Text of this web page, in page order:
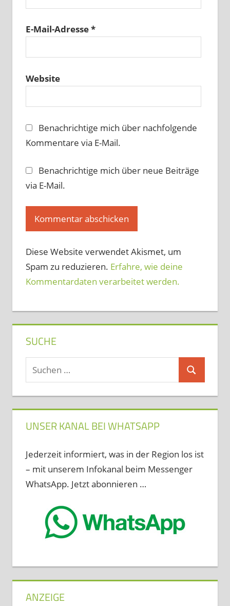
E-Mail-Adresse*
Website
Benachrichtige mich über nachfolgende
Kommentare via E-Mail.
Benachrichtige mich über neue Beiträge
via E-Mail.
Diese Website verwendet Akismet, um
Spam zu reduzieren. Erfahre, wie deine
Kommentardaten verarbeitet werden.
SUCHE
Suchen
nach:
Suchen
UNSER KANAL BEI WHATSAPP
Jederzeit informiert, was in der Region los ist
– mit unserem Infokanal beim Messenger
WhatsApp. Jetzt abonnieren …
ANZEIGE